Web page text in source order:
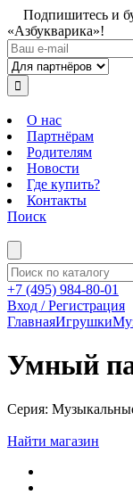
Подпишитесь и
«Азбукварика»!
О нас
Партнёрам
Родителям
Новости
Где купить?
Контакты
Поиск
+7 (495) 984-80-01
Вход / Регистрация
ГлавнаяИгрушки
Умный
Серия:
Найти магазин